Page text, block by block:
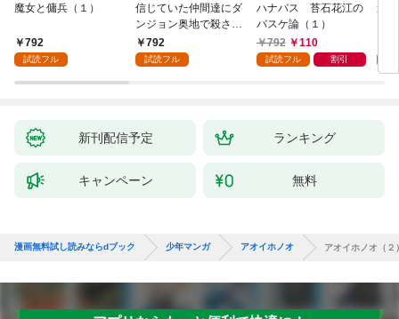
魔女と傭兵（１）
792
試読フル
信じていた仲間達にダ
ンジョン奥地で殺され
かけたがギフト『無限
ガチャ』でレベル９９
（１）
792
試読フル
ハナバス 苔石花江の
バスケ論（１）
792
110
試読フル 割引
追
強
～
新刊配信予定 ランキング
キャンペーン 無料
漫画無料試し読みならdブック 少年マンガ アオイホノオ アオイホノオ（２